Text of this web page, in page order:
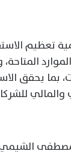
تعظيم
بما يحقق
والمالي
الشيمي